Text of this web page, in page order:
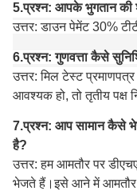
5.प्रश्न: आपके भुगतान की
उत्तर: डाउन पेमेंट 30%
6.प्रश्न: गुणवत्ता कैसे
उत्तर: मिल टेस्ट
आवश्यक हो, तो तृतीय पक्ष
7.प्रश्न: आप सामान कैसे
है?
उत्तर: हम आमतौर पर
भेजते हैं।इसे आने में आमतौर